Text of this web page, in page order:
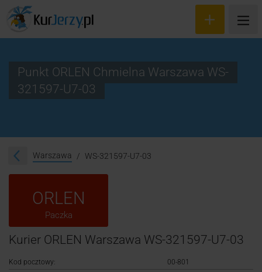
Śledzenie przesyłki
Punkt ORLEN Chmielna Warszawa WS-
321597-U7-03
Warszawa WS-321597-U7-03
ORLEN
Paczka
Kurier ORLEN Warszawa WS-321597-U7-03
Kod pocztowy:
00-801